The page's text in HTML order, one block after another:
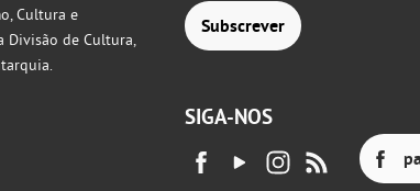
Cultura e
Divisão de Cultura,
Subscrever
SIGA-NOS